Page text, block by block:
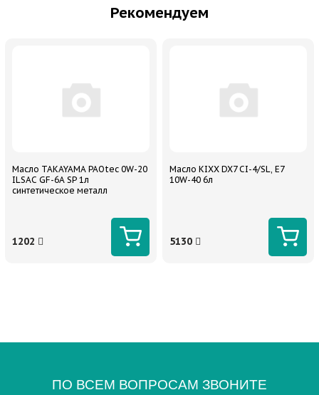
Рекомендуем
Масло TAKAYAMA PAOtec 0W-20
ILSAC GF-6A SP 1л
синтетическое металл
1202
Масло KIXX DX7 CI-4/SL, E7
10W-40 6л
5130
ПО ВСЕМ ВОПРОСАМ ЗВОНИТЕ